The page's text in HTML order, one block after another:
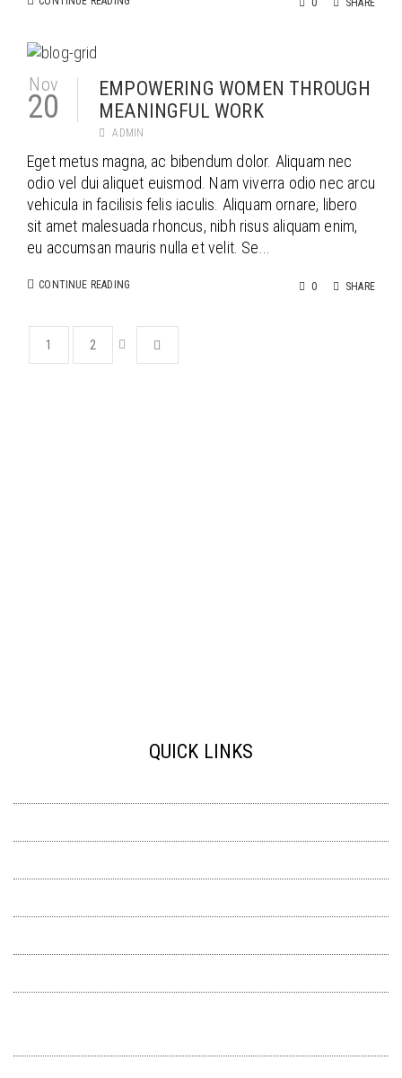
0 SHARE
Nov
20
EMPOWERING WOMEN THROUGH
MEANINGFUL WORK
ADMIN
Eget metus magna, ac bibendum dolor. Aliquam nec
odio vel dui aliquet euismod. Nam viverra odio nec arcu
vehicula in facilisis felis iaculis. Aliquam ornare, libero
sit amet malesuada rhoncus, nibh risus aliquam enim,
eu accumsan mauris nulla et velit. Se...
CONTINUE READING 0 SHARE
1 2
QUICK LINKS